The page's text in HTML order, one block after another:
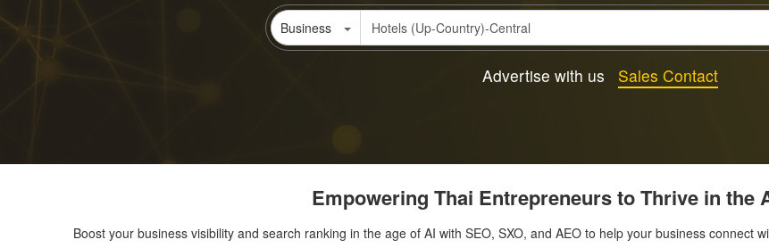
Business
Advertise with us Sales Contact
Empowering Thai Entrepreneurs to Thrive in the
Boost your business visibility and search ranking in the age of AI with SEO, SXO, and AEO to help your business connect